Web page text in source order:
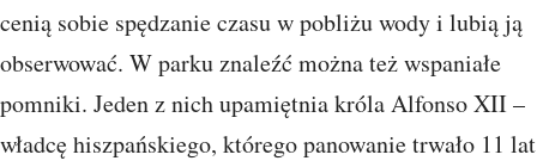
cenią sobie spędzanie czasu w pobliżu wody i lubią ją
obserwować. W parku znaleźć można też wspaniałe
pomniki. Jeden z nich upamiętnia króla Alfonso XII –
władcę hiszpańskiego, którego panowanie trwało 11 lat